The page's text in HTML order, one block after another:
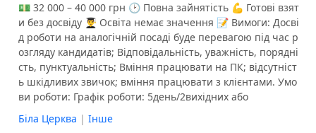
💵 32 000 – 40 000 грн 🕑 Повна зайнятість 💪 Готові взят
и без досвіду 👨‍🎓 Освіта немає значення 📝 Вимоги: Досві
д роботи на аналогічній посаді буде перевагою під час р
озгляду кандидатів; Відповідальність, уважність, порядні
сть, пунктуальність; Вміння працювати на ПК; відсутніст
ь шкідливих звичок; вміння працювати з клієнтами. Умо
ви роботи: Графік роботи: 5день/2вихідних або
Біла Церква | Інше